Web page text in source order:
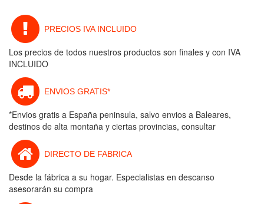
PRECIOS IVA INCLUIDO
Los precios de todos nuestros productos son finales y con IVA
INCLUIDO
ENVIOS GRATIS*
*Envios gratis a España peninsula, salvo envios a Baleares,
destinos de alta montaña y ciertas provincias, consultar
DIRECTO DE FABRICA
Desde la fábrica a su hogar. Especialistas en descanso
asesorarán su compra